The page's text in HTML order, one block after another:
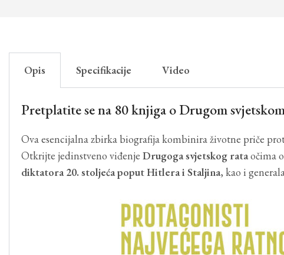
Opis Specifikacije Video
Pretplatite se na 80 knjiga o Drugom
Ova esencijalna zbirka biografija kombinira životne priče
Otkrijte jedinstveno viđenje Drugoga svjetskog rataočima
diktatora 20. stoljeća poput Hitlera i Staljina, kao i